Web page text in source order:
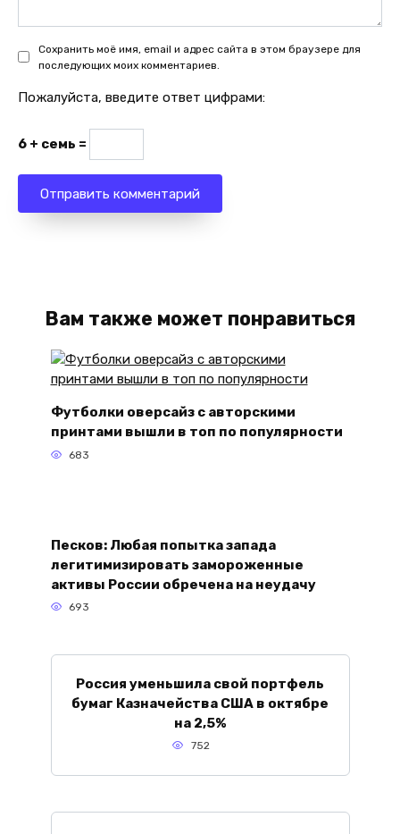
Сохранить моё имя, email и адрес сайта в этом браузере для
последующих моих комментариев.
Пожалуйста, введите ответ цифрами:
6 + семь =
Вам также может понравиться
Футболки оверсайз с авторскими
принтами вышли в топ по популярности
683
Песков: Любая попытка запада
легитимизировать замороженные
активы России обречена на неудачу
693
Россия уменьшила свой портфель
бумаг Казначейства США в октябре
на 2,5%
752